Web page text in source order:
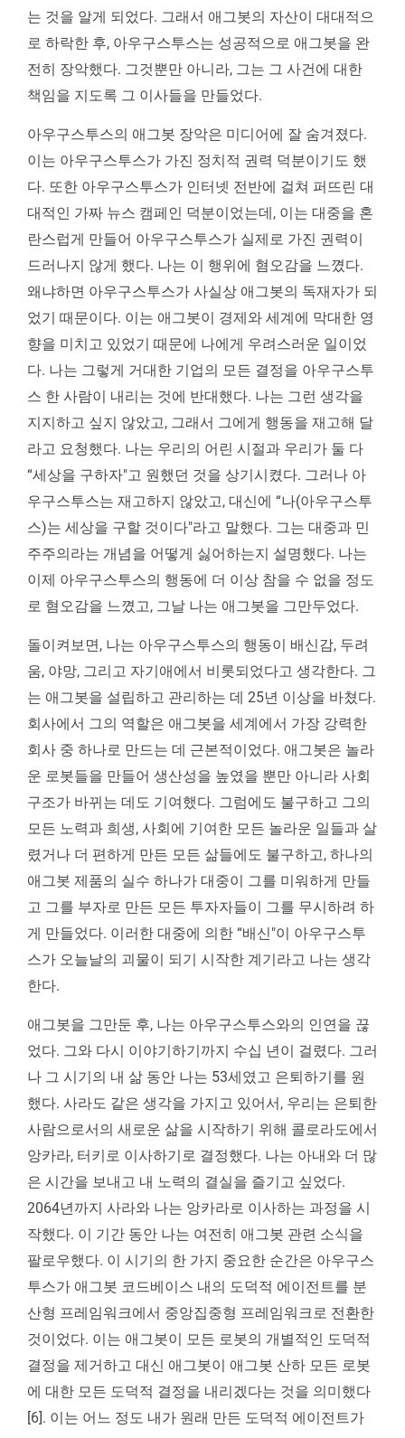
는 것을 알게 되었다. 그래서 애그봇의 자산이 대대적으
로 하락한 후, 아우구스투스는 성공적으로 애그봇을 완
전히 장악했다. 그것뿐만 아니라, 그는 그 사건에 대한
책임을 지도록 그 이사들을 만들었다.
아우구스투스의 애그봇 장악은 미디어에 잘 숨겨졌다.
이는 아우구스투스가 가진 정치적 권력 덕분이기도 했
다. 또한 아우구스투스가 인터넷 전반에 걸쳐 퍼뜨린 대
대적인 가짜 뉴스 캠페인 덕분이었는데, 이는 대중을 혼
란스럽게 만들어 아우구스투스가 실제로 가진 권력이
드러나지 않게 했다. 나는 이 행위에 혐오감을 느꼈다.
왜냐하면 아우구스투스가 사실상 애그봇의 독재자가 되
었기 때문이다. 이는 애그봇이 경제와 세계에 막대한 영
향을 미치고 있었기 때문에 나에게 우려스러운 일이었
다. 나는 그렇게 거대한 기업의 모든 결정을 아우구스투
스 한 사람이 내리는 것에 반대했다. 나는 그런 생각을
지지하고 싶지 않았고, 그래서 그에게 행동을 재고해 달
라고 요청했다. 나는 우리의 어린 시절과 우리가 둘 다
“세상을 구하자"고 원했던 것을 상기시켰다. 그러나 아
우구스투스는 재고하지 않았고, 대신에 “나(아우구스투
스)는 세상을 구할 것이다"라고 말했다. 그는 대중과 민
주주의라는 개념을 어떻게 싫어하는지 설명했다. 나는
이제 아우구스투스의 행동에 더 이상 참을 수 없을 정도
로 혐오감을 느꼈고, 그날 나는 애그봇을 그만두었다.
돌이켜보면, 나는 아우구스투스의 행동이 배신감, 두려
움, 야망, 그리고 자기애에서 비롯되었다고 생각한다. 그
는 애그봇을 설립하고 관리하는 데 25년 이상을 바쳤다.
회사에서 그의 역할은 애그봇을 세계에서 가장 강력한
회사 중 하나로 만드는 데 근본적이었다. 애그봇은 놀라
운 로봇들을 만들어 생산성을 높였을 뿐만 아니라 사회
구조가 바뀌는 데도 기여했다. 그럼에도 불구하고 그의
모든 노력과 희생, 사회에 기여한 모든 놀라운 일들과 살
렸거나 더 편하게 만든 모든 삶들에도 불구하고, 하나의
애그봇 제품의 실수 하나가 대중이 그를 미워하게 만들
고 그를 부자로 만든 모든 투자자들이 그를 무시하려 하
게 만들었다. 이러한 대중에 의한 “배신"이 아우구스투
스가 오늘날의 괴물이 되기 시작한 계기라고 나는 생각
한다.
애그봇을 그만둔 후, 나는 아우구스투스와의 인연을 끊
었다. 그와 다시 이야기하기까지 수십 년이 걸렸다. 그러
나 그 시기의 내 삶 동안 나는 53세였고 은퇴하기를 원
했다. 사라도 같은 생각을 가지고 있어서, 우리는 은퇴한
사람으로서의 새로운 삶을 시작하기 위해 콜로라도에서
앙카라, 터키로 이사하기로 결정했다. 나는 아내와 더 많
은 시간을 보내고 내 노력의 결실을 즐기고 싶었다.
2064년까지 사라와 나는 앙카라로 이사하는 과정을 시
작했다. 이 기간 동안 나는 여전히 애그봇 관련 소식을
팔로우했다. 이 시기의 한 가지 중요한 순간은 아우구스
투스가 애그봇 코드베이스 내의 도덕적 에이전트를 분
산형 프레임워크에서 중앙집중형 프레임워크로 전환한
것이었다. 이는 애그봇이 모든 로봇의 개별적인 도덕적
결정을 제거하고 대신 애그봇이 애그봇 산하 모든 로봇
에 대한 모든 도덕적 결정을 내리겠다는 것을 의미했다
[6]. 이는 어느 정도 내가 원래 만든 도덕적 에이전트가